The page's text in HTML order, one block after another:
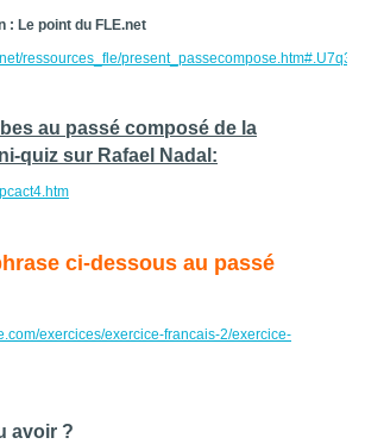
: Le point du FLE.net
ressources_fle/
au passé composé de la
quiz sur Rafael Nadal:
ci-dessous au passé
exercices/exercice-francais-2/exercice-
avoir ?